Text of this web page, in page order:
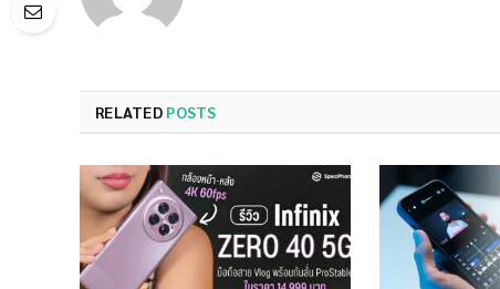
RELATED POSTS